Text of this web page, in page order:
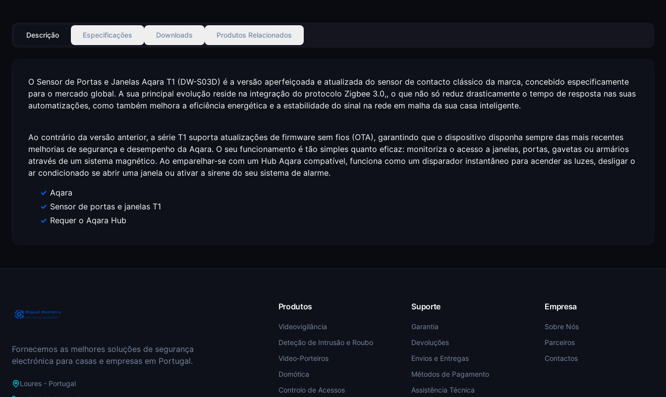
Descrição Especificações Downloads Produtos Relacionados
O Sensor de Portas e Janelas Aqara T1 (DW-S03D) é a versão aperfeiçoada e atualizada do sensor de contacto clássico da marca, concebido especificamente
para o mercado global. A sua principal evolução reside na integração do protocolo Zigbee 3.0,, o que não só reduz drasticamente o tempo de resposta nas suas
automatizações, como também melhora a eficiência energética e a estabilidade do sinal na rede em malha da sua casa inteligente.
Ao contrário da versão anterior, a série T1 suporta atualizações de firmware sem fios (OTA), garantindo que o dispositivo disponha sempre das mais recentes
melhorias de segurança e desempenho da Aqara. O seu funcionamento é tão simples quanto eficaz: monitoriza o acesso a janelas, portas, gavetas ou armários
através de um sistema magnético. Ao emparelhar-se com um Hub Aqara compatível, funciona como um disparador instantâneo para acender as luzes, desligar o
ar condicionado se abrir uma janela ou ativar a sirene do seu sistema de alarme.
Aqara
Sensor de portas e janelas T1
Requer o Aqara Hub
Fornecemos as melhores soluções de segurança
electrónica para casas e empresas em Portugal.
Loures - Portugal
Produtos
Videovigilância
Deteção de Intrusão e Roubo
Video-Porteiros
Domótica
Controlo de Acessos
Suporte
Garantia
Devoluções
Envios e Entregas
Métodos de Pagamento
Assistência Técnica
Empresa
Sobre Nós
Parceiros
Contactos